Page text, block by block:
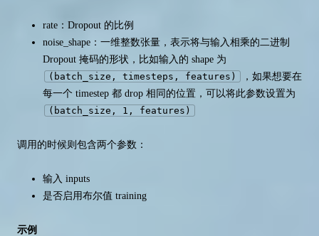
rate：Dropout 的比例
noise_shape：一维整数张量，表示将与输入相乘的二进制
Dropout 掩码的形状，比如输入的 shape 为
(batch_size, timesteps, features)
，如果想要在
每一个 timestep 都 drop 相同的位置，可以将此参数设置为
(batch_size, 1, features)
调用的时候则包含两个参数：
输入 inputs
是否启用布尔值 training
示例